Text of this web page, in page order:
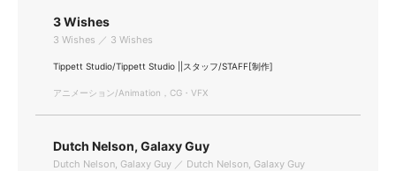
3 Wishes
3 Wishes ／ 3 Wishes
Tippett Studio/Tippett Studio ||スタッフ/STAFF[制作]
アニメーション/Animation，CG・VFX
Dutch Nelson, Galaxy Guy
Dutch Nelson, Galaxy Guy ／ Dutch Nelson, Galaxy Guy